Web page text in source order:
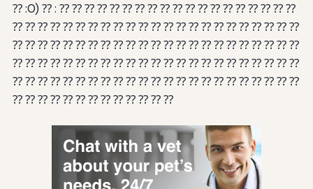
⁇ :0) ⁇ : ⁇ ⁇ ⁇ ⁇ ⁇ ⁇ ⁇ ⁇ ⁇ ⁇ ⁇ ⁇ ⁇ ⁇ ⁇ ⁇ ⁇ ⁇ ⁇
⁇ ⁇ ⁇ ⁇ ⁇ ⁇ ⁇ ⁇ ⁇ ⁇ ⁇ ⁇ ⁇ ⁇ ⁇ ⁇ ⁇ ⁇ ⁇ ⁇ ⁇ ⁇ ⁇
⁇ ⁇ ⁇ ⁇ ⁇ ⁇ ⁇ ⁇ ⁇ ⁇ ⁇ ⁇ ⁇ ⁇ ⁇ ⁇ ⁇ ⁇ ⁇ ⁇ ⁇ ⁇ ⁇
⁇ ⁇ ⁇ ⁇ ⁇ ⁇ ⁇ ⁇ ⁇ ⁇ ⁇ ⁇ ⁇ ⁇ ⁇ ⁇ ⁇ ⁇ ⁇ ⁇ ⁇ ⁇ ⁇
⁇ ⁇ ⁇ ⁇ ⁇ ⁇ ⁇ ⁇ ⁇ ⁇ ⁇ ⁇ ⁇ ⁇ ⁇ ⁇ ⁇ ⁇ ⁇ ⁇ ⁇ ⁇ ⁇
⁇ ⁇ ⁇ ⁇ ⁇ ⁇ ⁇ ⁇ ⁇ ⁇ ⁇ ⁇ ⁇